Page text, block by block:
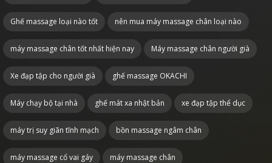
Ghế massage loại nào tốt nên mua máy massage chân loại nào
máy massage chân tốt nhất hiện nay Máy massage chân người già
Xe đạp tập cho người già ghế massage OKACHI
Máy chạy bộ tại nhà ghế mát xa nhật bản xe đạp tập thể dục
máy trị suy giãn tĩnh mạch bồn massage ngâm chân
máy massage cổ vai gáy máy massage chân